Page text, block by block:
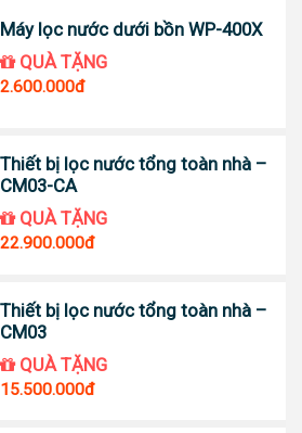
Máy lọc nước dưới bồn WP-400X
QUÀ TẶNG
2.600.000đ
Thiết bị lọc nước tổng toàn nhà –
CM03-CA
QUÀ TẶNG
22.900.000đ
Thiết bị lọc nước tổng toàn nhà –
CM03
QUÀ TẶNG
15.500.000đ